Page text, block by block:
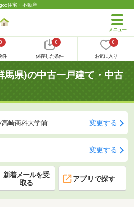
住宅・不動産
0
件
0
保存した条件
0
お気に入り
馬県)の中古一戸建て・中古
高崎商科大学前 変更する
変更する
新着メールを受
取る
アプリで探す